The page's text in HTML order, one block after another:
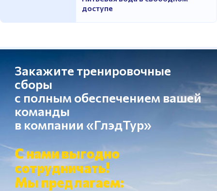
доступе
Закажите тренировочные
сборы
с полным обеспечением вашей
команды
в компании «ГлэдТур»
С нами выгодно
сотрудничать!
Мы предлагаем: